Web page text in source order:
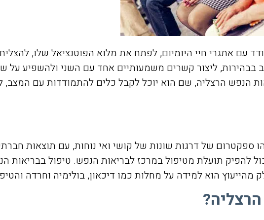
עם אתגרי חיי היומיום, לפתח את מלוא הפוטנציאל שלו,
בבהירות, ליצור קשרים משמעותיים אחד עם השני ולהשפיע על
הנפש הרצליה, שם הוא יוכל לקבל כלים להתמודדות עם המצב,
ספקטרום של דרגות שונות של קושי ואי נוחות, עם תוצאות
תועלת מטיפול במרכז לבריאות הנפש. טיפול בבריאות
הוא למידה על מחלות כמו דיכאון, בולימיה וחרדה